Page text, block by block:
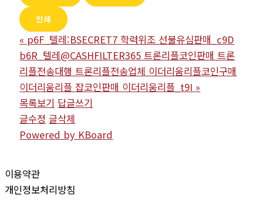
인쇄
« p6F_텔레:BSECRET7 학력위조 선불유심판매_c9D
b6R_텔레@CASHFILTER365 트론리플코인판매 트론
리플전송대행 트론리플전송업체 이더리움리플코인구매
이더리움리플 잡코인판매 이더리움리플_t9I »
목록보기 답글쓰기
글수정 글삭제
Powered by KBoard
이용약관
개인정보처리방침